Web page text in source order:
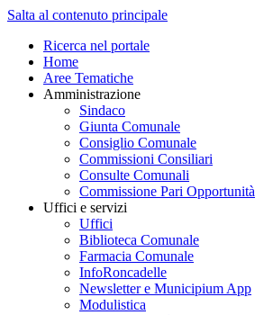
Salta al contenuto principale
Ricerca nel portale
Home
Aree Tematiche
Amministrazione
Sindaco
Giunta Comunale
Consiglio Comunale
Commissioni Consiliari
Consulte Comunali
Commissione Pari Opportunità
Uffici e servizi
Uffici
Biblioteca Comunale
Farmacia Comunale
InfoRoncadelle
Newsletter e Municipium App
Modulistica